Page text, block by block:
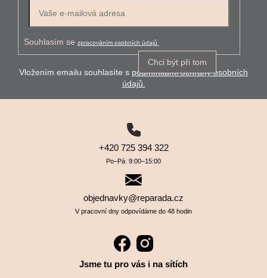
Souhlasím se zpracováním osobních údajů.
Chci být při tom
Vložením emailu souhlasíte s podmínkami ochrany osobních
údajů.
+420 725 394 322
Po–⁠⁠⁠⁠⁠⁠Pá: 9:00–⁠⁠⁠⁠⁠⁠15:00
objednavky@reparada.cz
V pracovní dny odpovídáme do 48 hodin
Jsme tu pro vás i na sítích